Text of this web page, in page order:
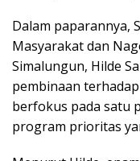
Dalam paparannya,
Masyarakat dan
Simalungun, Hilde
pembinaan
berfokus pada satu
program prioritas